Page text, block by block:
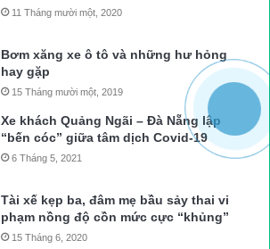
11 Tháng mười một, 2020
Bơm xăng xe ô tô và những hư hỏng
hay gặp
15 Tháng mười một, 2019
Xe khách Quảng Ngãi – Đà Nẵng lập
“bến cóc” giữa tâm dịch Covid-19
6 Tháng 5, 2021
Tài xế kẹp ba, đâm mẹ bầu sảy thai vi
phạm nồng độ cồn mức cực “khủng”
15 Tháng 6, 2020